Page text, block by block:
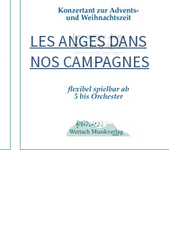
LES ANGES DANS
NOS CAMPAGNES